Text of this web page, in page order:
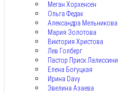
Меган Хорхенсен
Ольга Федак
Александра Мельникова
Мария Золотова
Виктория Христова
Лев Голберг
Пастор Приск Лалиссини
Елена Богуцкая
Ирина Davy
Эвелина Азаева